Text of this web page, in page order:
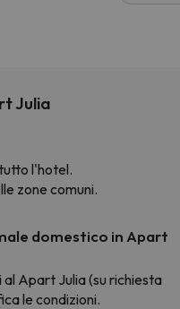
Julia
l'hotel.
zone comuni.
domestico in Apart
al Apart Julia (su richiesta
le condizioni.